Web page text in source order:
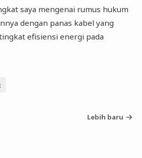
saya mengenai rumus hukum
dengan panas kabel yang
efisiensi energi pada
Lebih baru